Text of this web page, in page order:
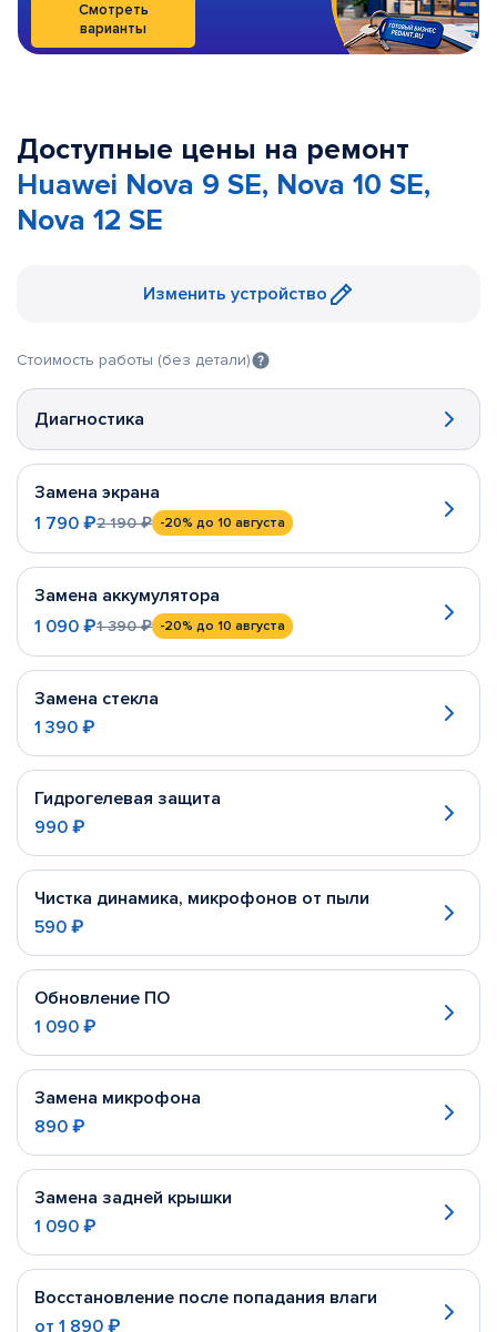
Смотреть
варианты
Доступные цены на ремонт
Huawei Nova 9 SE, Nova 10 SE,
Nova 12 SE
Изменить устройство
Стоимость работы (без детали)
Диагностика
Замена экрана
1 790 ₽2 190 ₽ -20% до 10 августа
Замена аккумулятора
1 090 ₽1 390 ₽ -20% до 10 августа
Замена стекла
1 390 ₽
Гидрогелевая защита
990 ₽
Чистка динамика, микрофонов от пыли
590 ₽
Обновление ПО
1 090 ₽
Замена микрофона
890 ₽
Замена задней крышки
1 090 ₽
Восстановление после попадания влаги
от 1 890 ₽